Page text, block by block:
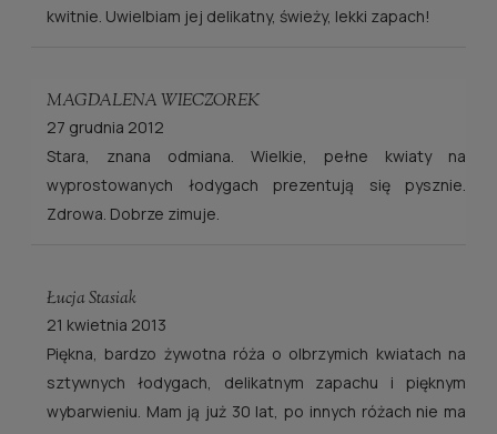
kwitnie. Uwielbiam jej delikatny, świeży, lekki zapach!
MAGDALENA WIECZOREK
27 grudnia 2012
Stara, znana odmiana. Wielkie, pełne kwiaty na
wyprostowanych łodygach prezentują się pysznie.
Zdrowa. Dobrze zimuje.
Łucja Stasiak
21 kwietnia 2013
Piękna, bardzo żywotna róża o olbrzymich kwiatach na
sztywnych łodygach, delikatnym zapachu i pięknym
wybarwieniu. Mam ją już 30 lat, po innych różach nie ma